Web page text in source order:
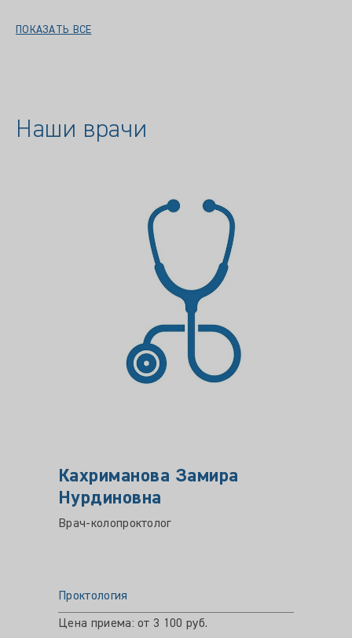
ПОКАЗАТЬ ВСЕ
Наши врачи
Кахриманова Замира
Нурдиновна
Врач-колопроктолог
Проктология
Цена приема: от 3 100 руб.